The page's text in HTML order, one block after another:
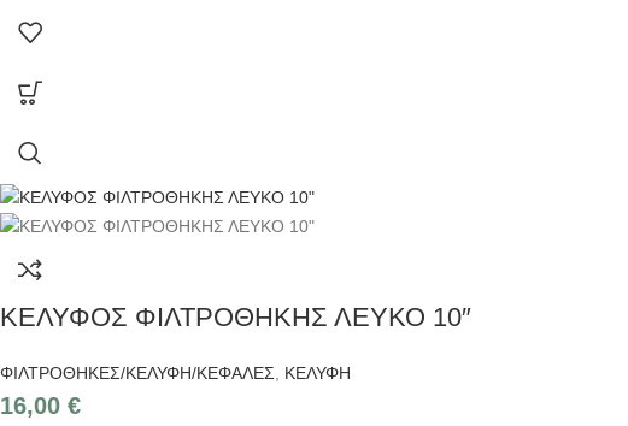
ΚΕΛΥΦΟΣ ΦΙΛΤΡΟΘΗΚΗΣ ΛΕΥΚΟ 10″
ΦΙΛΤΡΟΘΗΚΕΣ/ΚΕΛΥΦΗ/ΚΕΦΑΛΕΣ ΚΕΛΥΦΗ
16,00 €